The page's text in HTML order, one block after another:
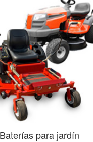
Baterías para jardín